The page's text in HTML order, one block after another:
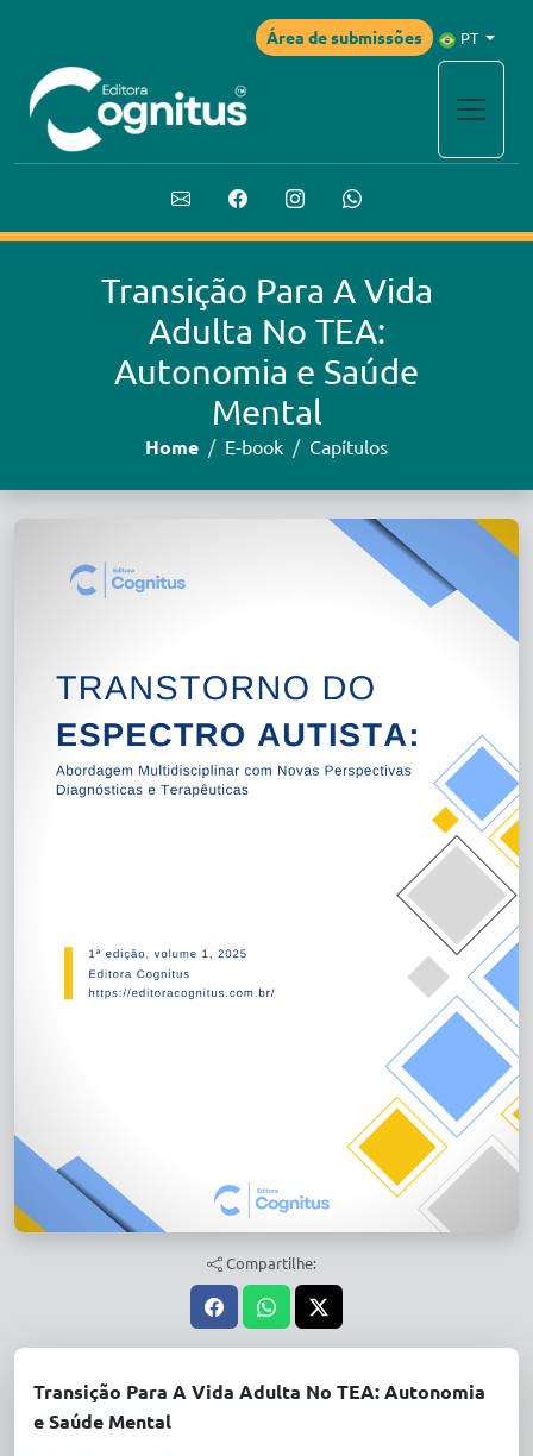
Área de submissões PT
Transição Para A Vida
Adulta No TEA:
Autonomia e Saúde
Mental
Home E-book Capítulos
Compartilhe:
Transição Para A Vida Adulta No TEA: Autonomia
e Saúde Mental